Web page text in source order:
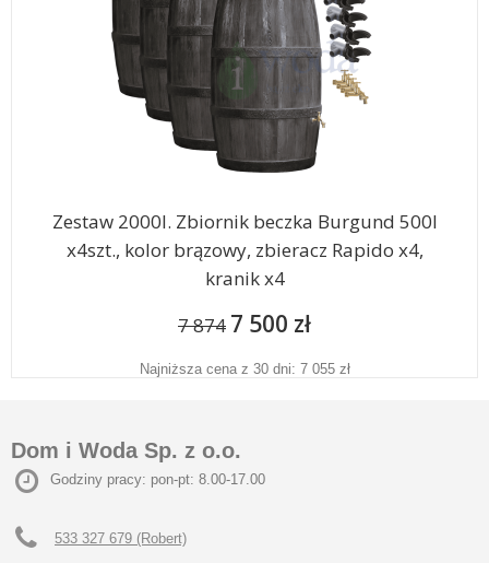
Zestaw 2000l. Zbiornik beczka Burgund 500l
x4szt., kolor brązowy, zbieracz Rapido x4,
kranik x4
7 874 7 500 zł
Najniższa cena z 30 dni: 7 055 zł
Dom i Woda Sp. z o.o.
Godziny pracy: pon-pt: 8.00-17.00
533 327 679 (Robert)